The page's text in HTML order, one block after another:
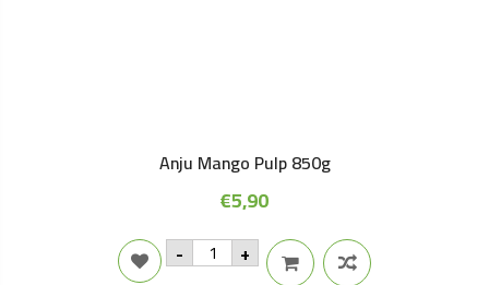
Anju Mango Pulp 850g
€5,90
- Anju
Mango+